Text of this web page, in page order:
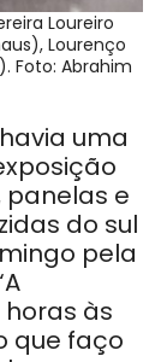
Loureiro
Lourenço
Foto: Abrahim
uma
panelas e
do sul
pela
às
que faço